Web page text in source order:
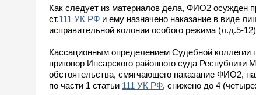
Как следует из материалов дела, ФИО2 осужден
ст.111 УК РФ и ему назначено наказание в виде
исправительной колонии особого режима (л.д.5-
Кассационным определением Судебной коллегии
приговор Инсарского районного суда
обстоятельства, смягчающего наказание ФИО2,
по части 1 статьи 111 УК РФ, снижено до 4